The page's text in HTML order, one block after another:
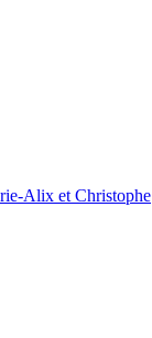
Alix et Christophe